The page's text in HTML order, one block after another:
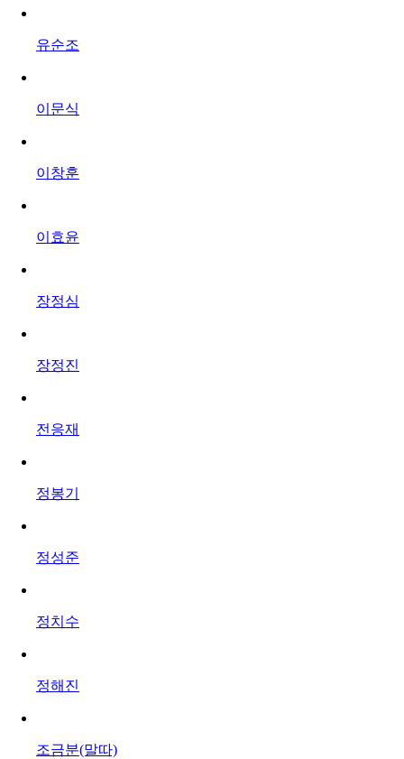
유순조
이문식
이창훈
이효윤
장정심
장정진
전응재
정봉기
정성준
정치수
정해진
조금분(말따)